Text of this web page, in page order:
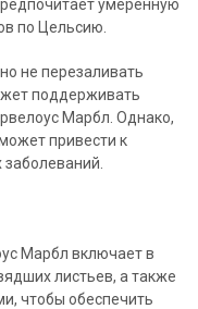
умеренную
по Цельсию.
не перезаливать
поддерживать
Марбл. Однако,
привести к
Марбл включает в
листьев, а также
чтобы обеспечить